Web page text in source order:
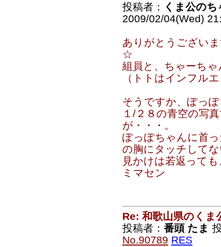
投稿者：
くま公の
2009/02/04(Wed)
ありがとうござい
☆
組員と、ちゃーち
（トトはインフル
そうですか、ぽっ
１/２８の青空の写
が・・・。
ぽっぽちゃんに首
の胸にタッチして
見かけは若返って
ミマセン
Re: 和歌山県のくま
投稿者： 番頭 たま
No.90789 RES